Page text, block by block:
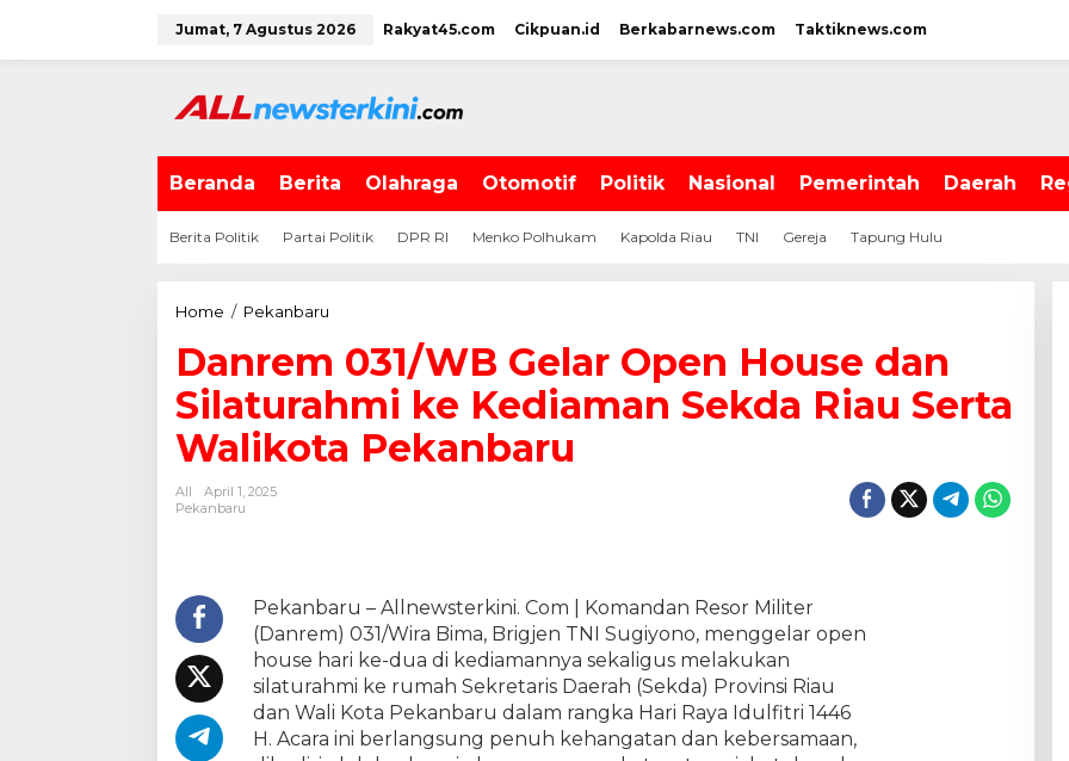
w
Jumat, 7 Agustus 2026 Rakyat45.com Cikpuan.id Berkabarnews.com Taktiknews.com
Beranda Berita Olahraga Otomotif Politik Nasional Pemerintah Daerah
Berita Politik Partai Politik DPR RI Menko Polhukam Kapolda Riau TNI Gereja Tapung Hulu
Home / Pekanbaru
n
e
0
e
a
r
O
p
Danrem 031/WB Gelar Open House dan
Silaturahmi ke Kediaman Sekda Riau Serta
Walikota Pekanbaru
All
April 1, 2025
Pekanbaru
Pekanbaru – Allnewsterkini. Com | Komandan Resor Militer
(Danrem) 031/Wira Bima, Brigjen TNI Sugiyono, menggelar open
house hari ke-dua di kediamannya sekaligus melakukan
silaturahmi ke rumah Sekretaris Daerah (Sekda) Provinsi Riau
dan Wali Kota Pekanbaru dalam rangka Hari Raya Idulfitri 1446
H. Acara ini berlangsung penuh kehangatan dan kebersamaan,